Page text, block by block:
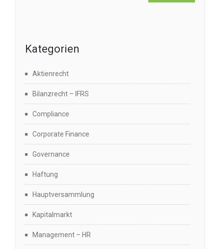
Kategorien
Aktienrecht
Bilanzrecht – IFRS
Compliance
Corporate Finance
Governance
Haftung
Hauptversammlung
Kapitalmarkt
Management – HR